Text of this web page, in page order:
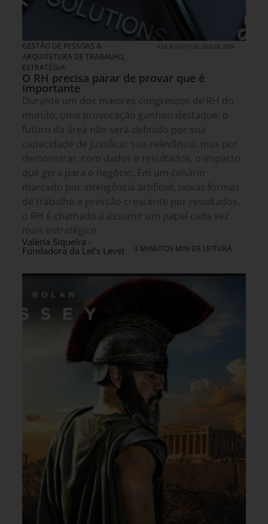
GESTÃO DE PESSOAS &
ARQUITETURA DE TRABALHO,
ESTRATÉGIA
4 DE AGOSTO DE 2026 DE 2026
O RH precisa parar de provar que é
importante
Durante um dos maiores congressos de RH do
mundo, uma provocação ganhou destaque: o
futuro da área não será definido por sua
capacidade de justificar sua relevância, mas por
demonstrar, com dados e resultados, o impacto
que gera para o negócio. Em um cenário
marcado por inteligência artificial, novas formas
de trabalho e pressão crescente por resultados,
o RH é chamado a assumir um papel cada vez
mais estratégico.
Valéria Siqueira -
Fundadora da Let’s Level 3 MINUTOS MIN DE LEITURA